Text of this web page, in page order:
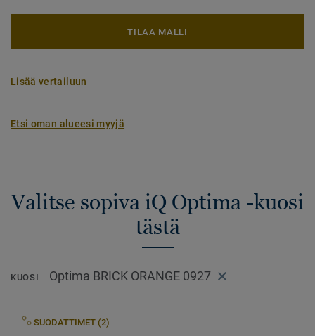
TILAA MALLI
Lisää vertailuun
Etsi oman alueesi myyjä
Valitse sopiva iQ Optima -kuosi
tästä
KUOSI Optima BRICK ORANGE 0927
SUODATTIMET (2)